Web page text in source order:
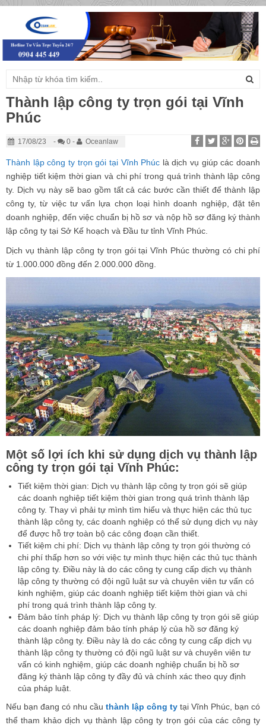
Thành lập công ty trọn gói tại Vĩnh
Phúc
17/08/23 - 0 - Oceanlaw
Thành lập công ty trọn gói tại Vĩnh Phúc là dịch vụ giúp các doanh
nghiệp tiết kiệm thời gian và chi phí trong quá trình thành lập công
ty. Dịch vụ này sẽ bao gồm tất cả các bước cần thiết để thành lập
công ty, từ việc tư vấn lựa chọn loại hình doanh nghiệp, đặt tên
doanh nghiệp, đến việc chuẩn bị hồ sơ và nộp hồ sơ đăng ký thành
lập công ty tại Sở Kế hoạch và Đầu tư tỉnh Vĩnh Phúc.
Dịch vụ thành lập công ty trọn gói tại Vĩnh Phúc thường có chi phí
từ 1.000.000 đồng đến 2.000.000 đồng.
Một số lợi ích khi sử dụng dịch vụ thành lập
công ty trọn gói tại Vĩnh Phúc:
Tiết kiệm thời gian: Dịch vụ thành lập công ty trọn gói sẽ giúp
các doanh nghiệp tiết kiệm thời gian trong quá trình thành lập
công ty. Thay vì phải tự mình tìm hiểu và thực hiện các thủ tục
thành lập công ty, các doanh nghiệp có thể sử dụng dịch vụ này
để được hỗ trợ toàn bộ các công đoạn cần thiết.
Tiết kiệm chi phí: Dịch vụ thành lập công ty trọn gói thường có
chi phí thấp hơn so với việc tự mình thực hiện các thủ tục thành
lập công ty. Điều này là do các công ty cung cấp dịch vụ thành
lập công ty thường có đội ngũ luật sư và chuyên viên tư vấn có
kinh nghiệm, giúp các doanh nghiệp tiết kiệm thời gian và chi
phí trong quá trình thành lập công ty.
Đảm bảo tính pháp lý: Dịch vụ thành lập công ty trọn gói sẽ giúp
các doanh nghiệp đảm bảo tính pháp lý của hồ sơ đăng ký
thành lập công ty. Điều này là do các công ty cung cấp dịch vụ
thành lập công ty thường có đội ngũ luật sư và chuyên viên tư
vấn có kinh nghiệm, giúp các doanh nghiệp chuẩn bị hồ sơ
đăng ký thành lập công ty đầy đủ và chính xác theo quy định
của pháp luật.
Nếu bạn đang có nhu cầu thành lập công ty tại Vĩnh Phúc, bạn có
thể tham khảo dịch vụ thành lập công ty trọn gói của các công ty